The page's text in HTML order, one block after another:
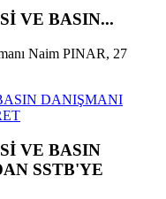
VE BASIN...
Naim PINAR, 27
DANIŞMANI
VE BASIN
SSTB'YE